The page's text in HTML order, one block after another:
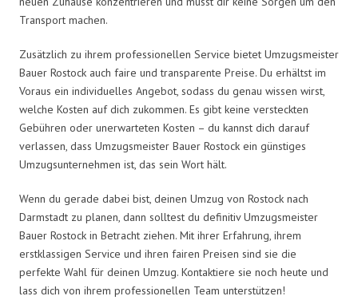
Transport machen.
Zusätzlich zu ihrem professionellen Service bietet Umzugsmeister
Bauer Rostock auch faire und transparente Preise. Du erhältst im
Voraus ein individuelles Angebot, sodass du genau wissen wirst,
welche Kosten auf dich zukommen. Es gibt keine versteckten
Gebühren oder unerwarteten Kosten – du kannst dich darauf
verlassen, dass Umzugsmeister Bauer Rostock ein günstiges
Umzugsunternehmen ist, das sein Wort hält.
Wenn du gerade dabei bist, deinen Umzug von Rostock nach
Darmstadt zu planen, dann solltest du definitiv Umzugsmeister
Bauer Rostock in Betracht ziehen. Mit ihrer Erfahrung, ihrem
erstklassigen Service und ihren fairen Preisen sind sie die
perfekte Wahl für deinen Umzug. Kontaktiere sie noch heute und
lass dich von ihrem professionellen Team unterstützen!